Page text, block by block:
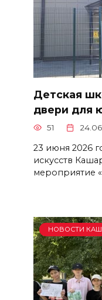
Детская
двери для
51
23 июня 2026
искусств
мероприятие
НОВОСТИ